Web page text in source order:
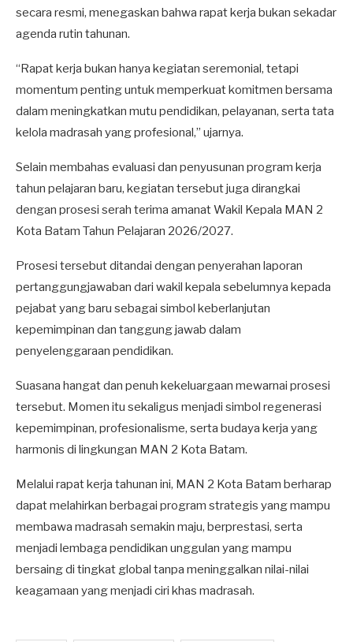
secara resmi, menegaskan bahwa rapat kerja bukan sekadar
agenda rutin tahunan.
“Rapat kerja bukan hanya kegiatan seremonial, tetapi
momentum penting untuk memperkuat komitmen bersama
dalam meningkatkan mutu pendidikan, pelayanan, serta tata
kelola madrasah yang profesional,” ujarnya.
Selain membahas evaluasi dan penyusunan program kerja
tahun pelajaran baru, kegiatan tersebut juga dirangkai
dengan prosesi serah terima amanat Wakil Kepala MAN 2
Kota Batam Tahun Pelajaran 2026/2027.
Prosesi tersebut ditandai dengan penyerahan laporan
pertanggungjawaban dari wakil kepala sebelumnya kepada
pejabat yang baru sebagai simbol keberlanjutan
kepemimpinan dan tanggung jawab dalam
penyelenggaraan pendidikan.
Suasana hangat dan penuh kekeluargaan mewarnai prosesi
tersebut. Momen itu sekaligus menjadi simbol regenerasi
kepemimpinan, profesionalisme, serta budaya kerja yang
harmonis di lingkungan MAN 2 Kota Batam.
Melalui rapat kerja tahunan ini, MAN 2 Kota Batam berharap
dapat melahirkan berbagai program strategis yang mampu
membawa madrasah semakin maju, berprestasi, serta
menjadi lembaga pendidikan unggulan yang mampu
bersaing di tingkat global tanpa meninggalkan nilai-nilai
keagamaan yang menjadi ciri khas madrasah.